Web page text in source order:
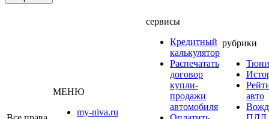
МЕНЮ
my-niva.ru
сервисы
Кредитный
калькулятор
Распечатать
договор
купли-
продажи
автомобиля
рубрики
авто